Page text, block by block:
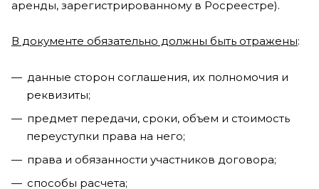
аренды, зарегистрированному в Росреестре).
В документе обязательно должны быть отражены:
данные сторон соглашения, их полномочия и
реквизиты;
предмет передачи, сроки, объем и стоимость
переуступки права на него;
права и обязанности участников договора;
способы расчета;